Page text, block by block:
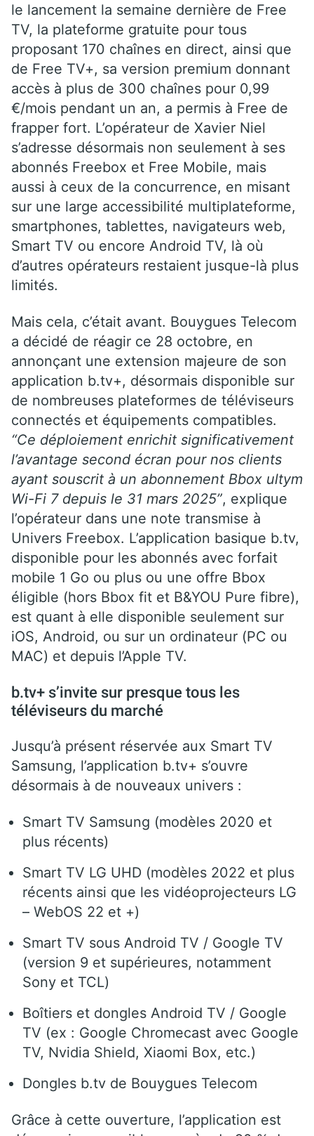
le lancement la semaine dernière de Free
TV, la plateforme gratuite pour tous
proposant 170 chaînes en direct, ainsi que
de Free TV+, sa version premium donnant
accès à plus de 300 chaînes pour 0,99
€/mois pendant un an, a permis à Free de
frapper fort. L’opérateur de Xavier Niel
s’adresse désormais non seulement à ses
abonnés Freebox et Free Mobile, mais
aussi à ceux de la concurrence, en misant
sur une large accessibilité multiplateforme,
smartphones, tablettes, navigateurs web,
Smart TV ou encore Android TV, là où
d’autres opérateurs restaient jusque-là plus
limités.
Mais cela, c’était avant. Bouygues Telecom
a décidé de réagir ce 28 octobre, en
annonçant une extension majeure de son
application b.tv+, désormais disponible sur
de nombreuses plateformes de téléviseurs
connectés et équipements compatibles.
“Ce déploiement enrichit significativement
l’avantage second écran pour nos clients
ayant souscrit à un abonnement Bbox ultym
Wi-Fi 7 depuis le 31 mars 2025”, explique
l’opérateur dans une note transmise à
Univers Freebox. L’application basique b.tv,
disponible pour les abonnés avec forfait
mobile 1 Go ou plus ou une offre Bbox
éligible (hors Bbox fit et B&YOU Pure fibre),
est quant à elle disponible seulement sur
iOS, Android, ou sur un ordinateur (PC ou
MAC) et depuis l’Apple TV.
b.tv+ s’invite sur presque tous les
téléviseurs du marché
Jusqu’à présent réservée aux Smart TV
Samsung, l’application b.tv+ s’ouvre
désormais à de nouveaux univers :
Smart TV Samsung (modèles 2020 et
plus récents)
Smart TV LG UHD (modèles 2022 et plus
récents ainsi que les vidéoprojecteurs LG
– WebOS 22 et +)
Smart TV sous Android TV / Google TV
(version 9 et supérieures, notamment
Sony et TCL)
Boîtiers et dongles Android TV / Google
TV (ex : Google Chromecast avec Google
TV, Nvidia Shield, Xiaomi Box, etc.)
Dongles b.tv de Bouygues Telecom
Grâce à cette ouverture, l’application est